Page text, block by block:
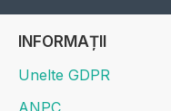
INFORMAȚII
Unelte GDPR
ANPC